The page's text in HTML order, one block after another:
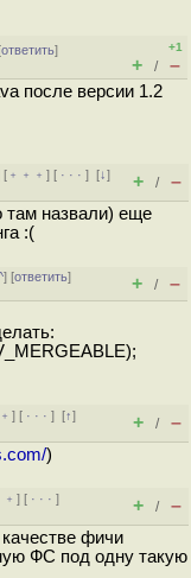
ответить]
+1
+ / –
после версии 1.2
[ ﹢﹢﹢] [ · · ·][↓]
+ / –
там назвали) еще
:(
] [ответить]
+ / –
] [ · · ·][↑]
+ / –
)
] [ · · ·]
+ / –
фичи
ФС под одну такую